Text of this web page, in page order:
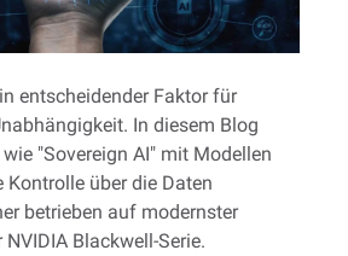
entscheidender Faktor für
In diesem Blog
"Sovereign AI" mit Modellen
über die Daten
betrieben auf modernster
Blackwell-Serie.